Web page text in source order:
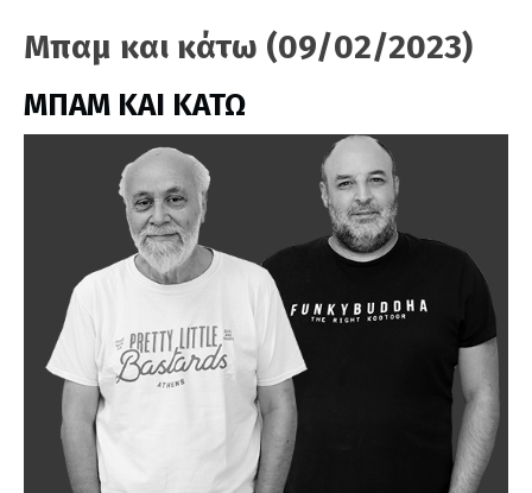
Μπαμ και κάτω (09/02/2023)
ΜΠΑΜ ΚΑΙ ΚΑΤΩ